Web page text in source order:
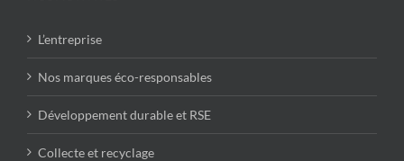
L’entreprise
Nos marques éco-responsables
Développement durable et RSE
Collecte et recyclage